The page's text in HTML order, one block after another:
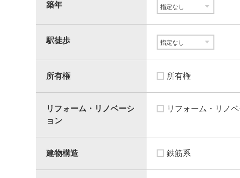
築年
駅徒歩
所有権 所有権
リフォーム・リノベーシ
ョン
リフォーム・リノ
建物構造 鉄筋系